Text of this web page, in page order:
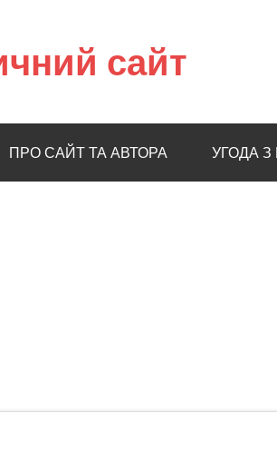
сайт
ПРО САЙТ ТА АВТОРА УГОДА